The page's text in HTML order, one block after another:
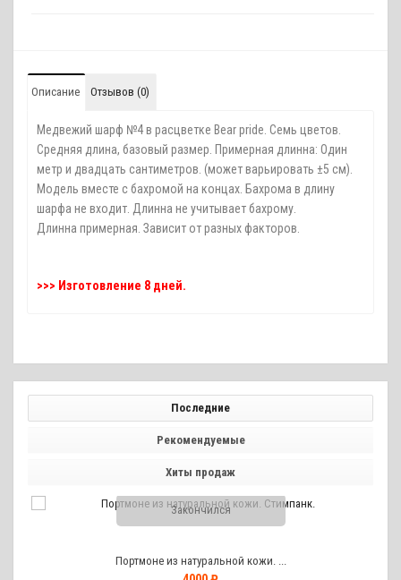
Описание Отзывов (0)
Медвежий шарф №4 в расцветке Bear pride. Семь цветов.
Средняя длина, базовый размер. Примерная длинна: Один
метр и двадцать сантиметров. (может варьировать ±5 см).
Модель вместе с бахромой на концах. Бахрома в длину
шарфа не входит. Длинна не учитывает бахрому.
Длинна примерная. Зависит от разных факторов.
>>> Изготовление 8 дней.
Последние
Рекомендуемые
Хиты продаж
Закончился
Портмоне из натуральной кожи. ...